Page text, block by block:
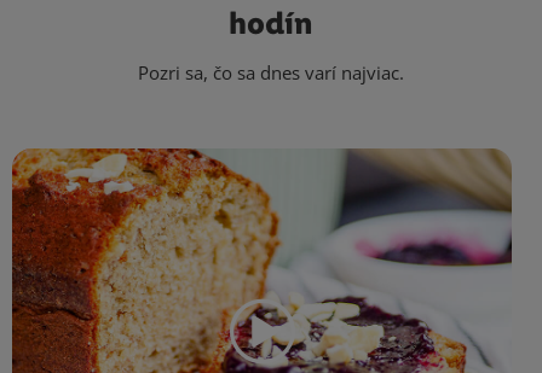
hodín
Pozri sa, čo sa dnes varí najviac.